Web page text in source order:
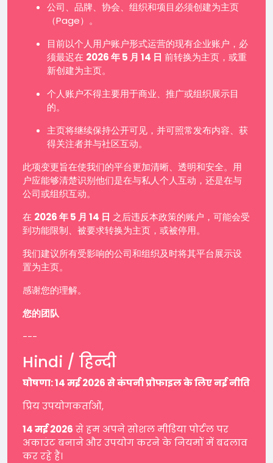
公司、品牌、协会、组织和项目必须创建为主页
（Page）。
目前以个人用户账户形式运营的现有企业账户，必
须最迟在 2026 年 5 月 14 日 前转换为主页，或重
新创建为主页。
个人账户不得主要用于商业、推广或组织展示目
的。
主页将继续保持公开可见，并可照常发布内容、获
得关注者并与社区互动。
此项变更旨在使我们的平台更加清晰、透明和安全。用
户应能够清楚识别他们是在与私人个人互动，还是在与
公司或组织互动。
在 2026 年 5 月 14 日 之后违反本政策的账户，可能会受
到功能限制、被要求转换为主页，或被停用。
我们建议所有受影响的公司和组织及时将其平台展示设
置为主页。
感谢您的理解。
您的团队
---
Hindi / हिन्दी
घोषणा: 14 मई 2026 से कंपनी प्रोफाइल के लिए नई नीति
प्रिय उपयोगकर्ताओं,
14 मई 2026 से हम अपने सोशल मीडिया पोर्टल पर
अकाउंट बनाने और उपयोग करने के नियमों में बदलाव
कर रहे हैं।